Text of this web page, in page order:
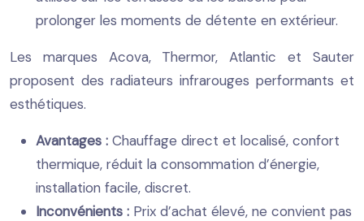
prolonger les moments de détente en extérieur.
Les marques Acova, Thermor, Atlantic et Sauter
proposent des radiateurs infrarouges performants et
esthétiques.
Avantages : Chauffage direct et localisé, confort
thermique, réduit la consommation d’énergie,
installation facile, discret.
Inconvénients : Prix d’achat élevé, ne convient pas